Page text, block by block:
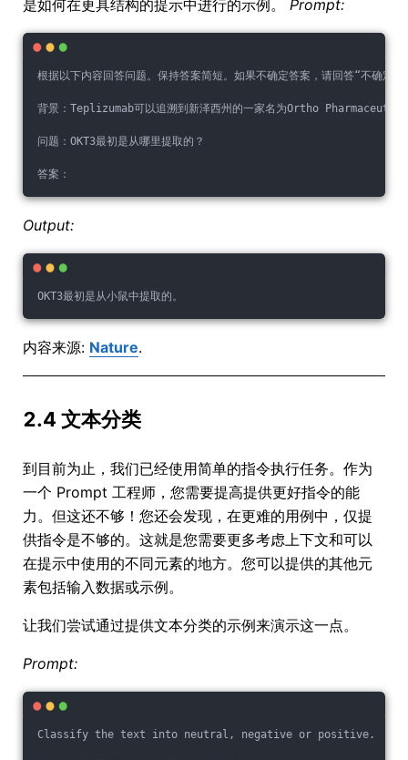
是如何在更具结构的提示中进行的示例。 Prompt:
根据以下内容回答问题。保持答案简短。如果不确定答案，请回答“不确定答
背景：Teplizumab可以追溯到新泽西州的一家名为Ortho Pharmaceutical
问题：OKT3最初是从哪里提取的？
答案：
Output:
OKT3最初是从小鼠中提取的。
内容来源: Nature.
2.4 文本分类
到目前为止，我们已经使用简单的指令执行任务。作为
一个 Prompt 工程师，您需要提高提供更好指令的能
力。但这还不够！您还会发现，在更难的用例中，仅提
供指令是不够的。这就是您需要更多考虑上下文和可以
在提示中使用的不同元素的地方。您可以提供的其他元
素包括输入数据或示例。
让我们尝试通过提供文本分类的示例来演示这一点。
Prompt:
Classify the text into neutral, negative or positive.